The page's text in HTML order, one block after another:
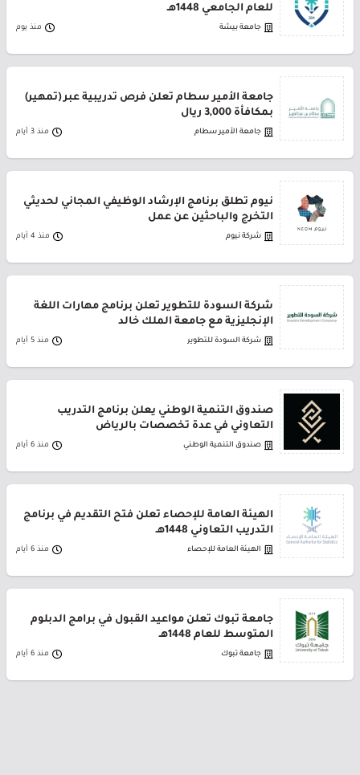
للعام الجامعي 1448هـ
جامعة بيشة منذ يوم
جامعة الأمير سطام تعلن فرص تدريبية عبر (تمهير)
بمكافأة 3,000 ريال
جامعة الأمير سطام منذ 3 أيام
نيوم تطلق برنامج الإرشاد الوظيفي المجاني لحديثي
التخرج والباحثين عن عمل
شركة نيوم منذ 4 أيام
شركة السودة للتطوير تعلن برنامج مهارات اللغة
الإنجليزية مع جامعة الملك خالد
شركة السودة للتطوير منذ 5 أيام
صندوق التنمية الوطني يعلن برنامج التدريب
التعاوني في عدة تخصصات بالرياض
صندوق التنمية الوطني منذ 6 أيام
الهيئة العامة للإحصاء تعلن فتح التقديم في برنامج
التدريب التعاوني 1448هـ
الهيئة العامة للإحصاء منذ 6 أيام
جامعة تبوك تعلن مواعيد القبول في برامج الدبلوم
المتوسط للعام 1448هـ
جامعة تبوك منذ 6 أيام